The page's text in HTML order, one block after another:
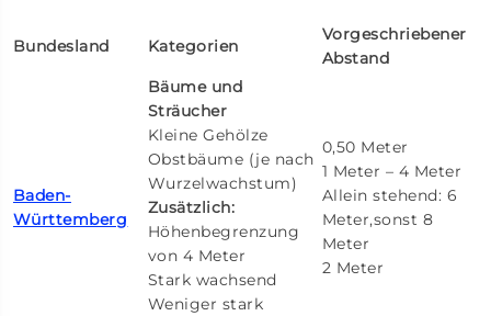
Bundesland Kategorien
Vorgeschriebener
Abstand
Baden-
Württemberg
Bäume und
Sträucher
Kleine Gehölze
Obstbäume (je nach
Wurzelwachstum)
Zusätzlich:
Höhenbegrenzung
von 4 Meter
Stark wachsend
Weniger stark
0,50 Meter
1 Meter – 4 Meter
Allein stehend: 6
Meter,sonst 8
Meter
2 Meter